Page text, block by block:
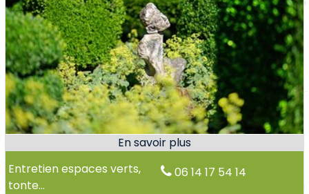
Entretien espaces verts,
tonte...
06 14 17 54 14